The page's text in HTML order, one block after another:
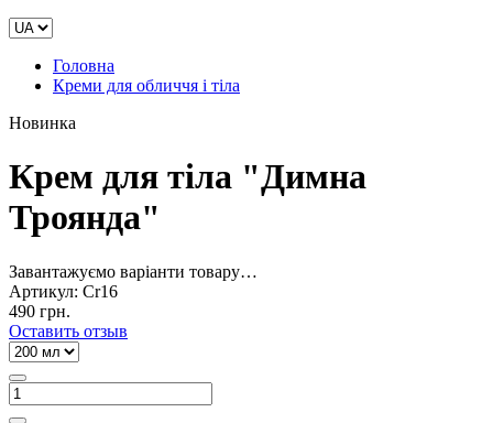
Головна
Креми для обличчя і тіла
Новинка
Крем для тіла "Димна
Троянда"
Завантажуємо варіанти товару…
Артикул: Cr16
490 грн.
Оставить отзыв